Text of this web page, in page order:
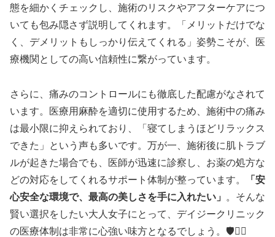
態を細かくチェックし、施術のリスクやアフターケアにつ
いても包み隠さず説明してくれます。「メリットだけでな
く、デメリットもしっかり伝えてくれる」姿勢こそが、医
療機関としての高い信頼性に繋がっています。
さらに、痛みのコントロールにも徹底した配慮がなされて
います。医療用麻酔を適切に使用するため、施術中の痛み
は最小限に抑えられており、「寝てしまうほどリラックス
できた」という声も多いです。万が一、施術後に肌トラブ
ルが起きた場合でも、医師が迅速に診察し、お薬の処方な
どの対応をしてくれるサポート体制が整っています。
「安
心安全な環境で、最高の美しさを手に入れたい」
。そんな
賢い選択をしたい大人女子にとって、デイジークリニック
の医療体制は非常に心強い味方となるでしょう。🛡️👩‍⚕️